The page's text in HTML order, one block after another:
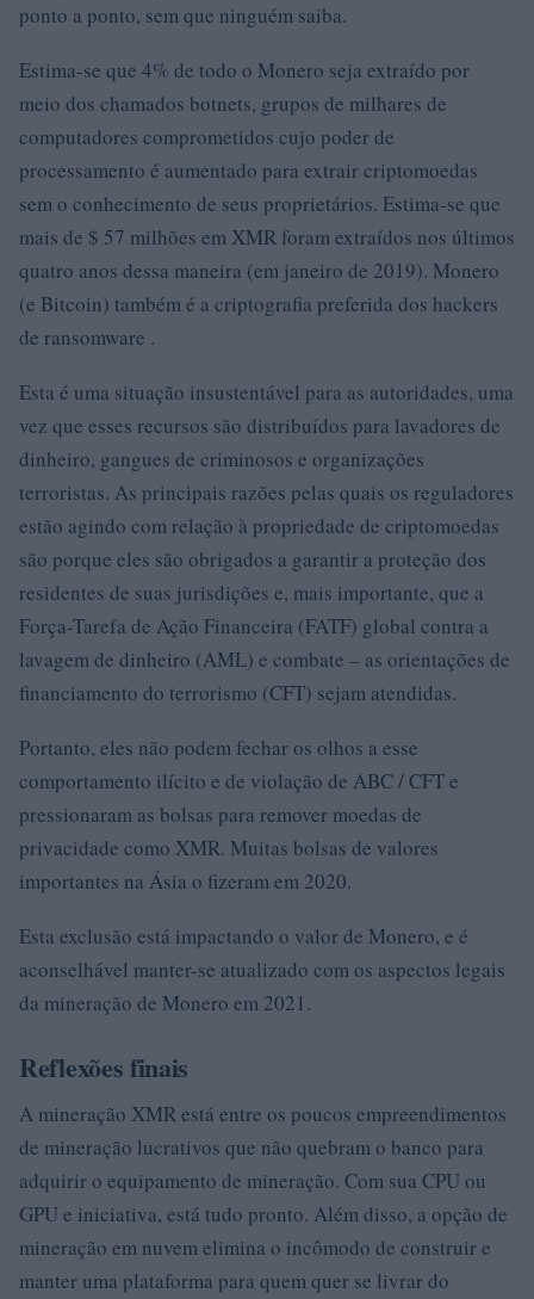
ponto a ponto, sem que ninguém saiba.
Estima-se que 4% de todo o Monero seja extraído por
meio dos chamados botnets, grupos de milhares de
computadores comprometidos cujo poder de
processamento é aumentado para extrair criptomoedas
sem o conhecimento de seus proprietários. Estima-se que
mais de $ 57 milhões em XMR foram extraídos nos últimos
quatro anos dessa maneira (em janeiro de 2019). Monero
(e Bitcoin) também é a criptografia preferida dos hackers
de ransomware .
Esta é uma situação insustentável para as autoridades, uma
vez que esses recursos são distribuídos para lavadores de
dinheiro, gangues de criminosos e organizações
terroristas. As principais razões pelas quais os reguladores
estão agindo com relação à propriedade de criptomoedas
são porque eles são obrigados a garantir a proteção dos
residentes de suas jurisdições e, mais importante, que a
Força-Tarefa de Ação Financeira (FATF) global contra a
lavagem de dinheiro (AML) e combate – as orientações de
financiamento do terrorismo (CFT) sejam atendidas.
Portanto, eles não podem fechar os olhos a esse
comportamento ilícito e de violação de ABC / CFT e
pressionaram as bolsas para remover moedas de
privacidade como XMR. Muitas bolsas de valores
importantes na Ásia o fizeram em 2020.
Esta exclusão está impactando o valor de Monero, e é
aconselhável manter-se atualizado com os aspectos legais
da mineração de Monero em 2021.
Reflexões finais
A mineração XMR está entre os poucos empreendimentos
de mineração lucrativos que não quebram o banco para
adquirir o equipamento de mineração. Com sua CPU ou
GPU e iniciativa, está tudo pronto. Além disso, a opção de
mineração em nuvem elimina o incômodo de construir e
manter uma plataforma para quem quer se livrar do